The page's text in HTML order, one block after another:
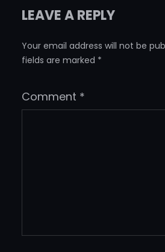
LEAVE A REPLY
Your email address will not be
fields are marked *
Comment *